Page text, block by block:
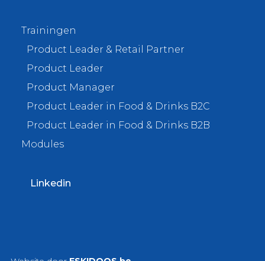
Trainingen
Product Leader & Retail Partner
Product Leader
Product Manager
Product Leader in Food & Drinks B2C
Product Leader in Food & Drinks B2B
Modules
Linkedin